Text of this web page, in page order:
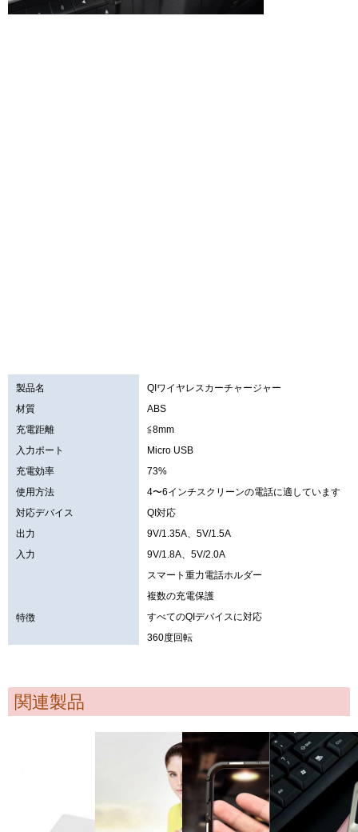
製品名
QIワイヤレスカーチャージャー
材質
ABS
充電距離
≦8mm
入力ポート
Micro USB
充電効率
73%
使用方法
4〜6インチスクリーンの電話に適しています
対応デバイス
QI対応
出力
9V/1.35A、5V/1.5A
入力
9V/1.8A、5V/2.0A
特徴
スマート重力電話ホルダー
複数の充電保護
すべてのQIデバイスに対応
360度回転
関連製品